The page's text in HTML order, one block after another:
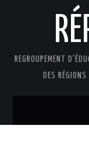
REGROUPEMENT
DES